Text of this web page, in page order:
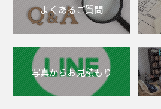
よくあるご質問
写真からお見積もり